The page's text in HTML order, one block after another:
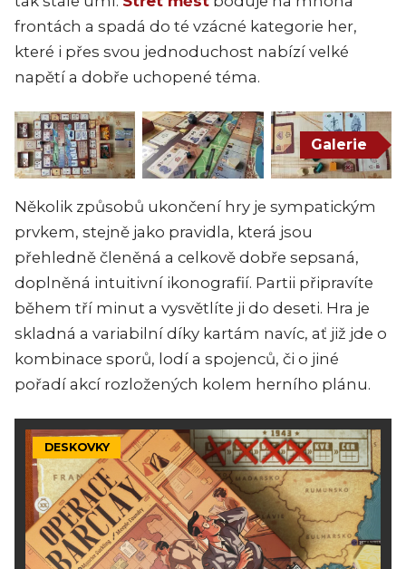
frontách a spadá do té vzácné kategorie her,
které i přes svou jednoduchost nabízí velké
napětí a dobře uchopené téma.
Galerie
Několik způsobů ukončení hry je sympatickým
prvkem, stejně jako pravidla, která jsou
přehledně členěná a celkově dobře sepsaná,
doplněná intuitivní ikonografií. Partii připravíte
během tří minut a vysvětlíte ji do deseti. Hra je
skladná a variabilní díky kartám navíc, ať již jde o
kombinace sporů, lodí a spojenců, či o jiné
pořadí akcí rozložených kolem herního plánu.
DESKOVKY